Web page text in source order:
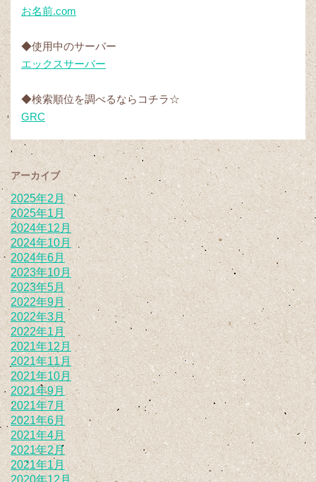
お名前.com
◆使用中のサーバー
エックスサーバー
◆検索順位を調べるならコチラ☆
GRC
アーカイブ
2025年2月
2025年1月
2024年12月
2024年10月
2024年6月
2023年10月
2023年5月
2022年9月
2022年3月
2022年1月
2021年12月
2021年11月
2021年10月
2021年9月
2021年7月
2021年6月
2021年4月
2021年2月
2021年1月
2020年12月